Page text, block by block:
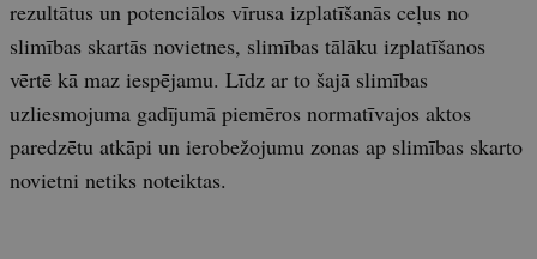
rezultātus un potenciālos vīrusa izplatīšanās ceļus no
slimības skartās novietnes, slimības tālāku izplatīšanos
vērtē kā maz iespējamu. Līdz ar to šajā slimības
uzliesmojuma gadījumā piemēros normatīvajos aktos
paredzētu atkāpi un ierobežojumu zonas ap slimības skarto
novietni netiks noteiktas.